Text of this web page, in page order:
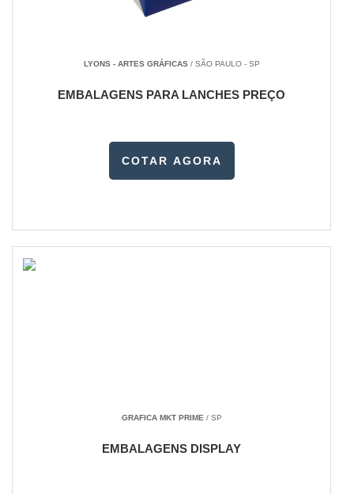
LYONS - ARTES GRÁFICAS/ SÃO PAULO - SP
EMBALAGENS PARA LANCHES PREÇO
COTAR AGORA
GRAFICA MKT PRIME/ SP
EMBALAGENS DISPLAY